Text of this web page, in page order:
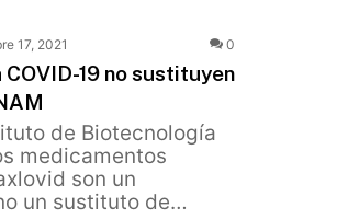
17, 2021 0
19 no sustituyen
de Biotecnología
medicamentos
son un
un sustituto de…